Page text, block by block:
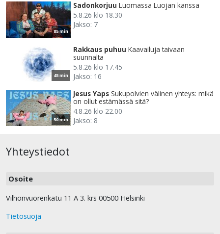
85 min
Sadonkorjuu Luomassa Luojan kanssa
5.8.26 klo 18.30
Jakso: 7
45 min
Rakkaus puhuu Kaavailuja taivaan
suunnalta
5.8.26 klo 17.45
Jakso: 16
50 min
Jesus Yaps Sukupolvien välinen yhteys: mikä
on ollut estämässä sitä?
4.8.26 klo 22.00
Jakso: 8
Yhteystiedot
Osoite
Vilhonvuorenkatu 11 A 3. krs 00500 Helsinki
Tietosuoja